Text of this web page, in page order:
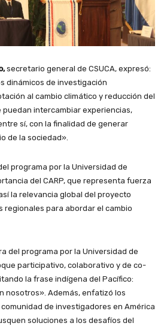
secretario general de CSUCA, expresó:
dinámicos de investigación
al cambio climático y reducción del
intercambiar experiencias,
sí, con la finalidad de generar
de la sociedad».
programa por la Universidad de
del CARP, que representa fuerza
la relevancia global del proyecto
regionales para abordar el cambio
del programa por la Universidad de
participativo, colaborativo y de co-
la frase indígena del Pacífico:
nosotros». Además, enfatizó los
de investigadores en América
soluciones a los desafíos del